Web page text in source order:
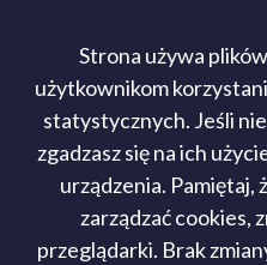
Strona używa
użytkownikom
statystycznych. Jeśli
zgadzasz się na ich
urządzenia. Pamiętaj,
zarządzać cookies,
przeglądarki. Brak